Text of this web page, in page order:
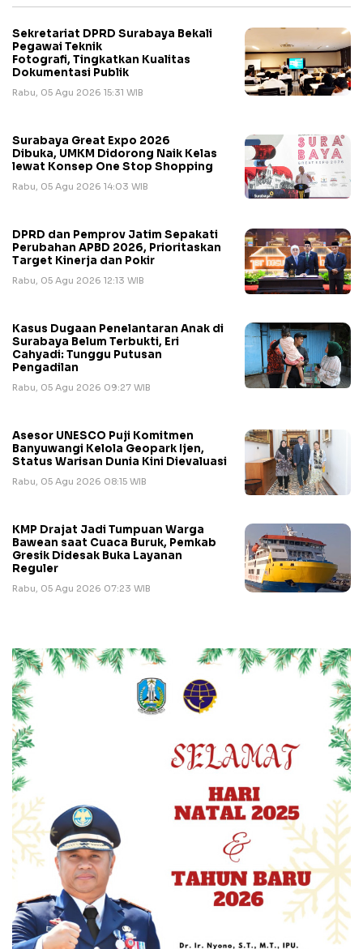
Sekretariat DPRD Surabaya Bekali
Pegawai Teknik
Fotografi, Tingkatkan Kualitas
Dokumentasi Publik
Rabu, 05 Agu 2026 15:31 WIB
Surabaya Great Expo 2026
Dibuka, UMKM Didorong Naik Kelas
lewat Konsep One Stop Shopping
Rabu, 05 Agu 2026 14:03 WIB
DPRD dan Pemprov Jatim Sepakati
Perubahan APBD 2026, Prioritaskan
Target Kinerja dan Pokir
Rabu, 05 Agu 2026 12:13 WIB
Kasus Dugaan Penelantaran Anak di
Surabaya Belum Terbukti, Eri
Cahyadi: Tunggu Putusan
Pengadilan
Rabu, 05 Agu 2026 09:27 WIB
Asesor UNESCO Puji Komitmen
Banyuwangi Kelola Geopark Ijen,
Status Warisan Dunia Kini Dievaluasi
Rabu, 05 Agu 2026 08:15 WIB
KMP Drajat Jadi Tumpuan Warga
Bawean saat Cuaca Buruk, Pemkab
Gresik Didesak Buka Layanan
Reguler
Rabu, 05 Agu 2026 07:23 WIB